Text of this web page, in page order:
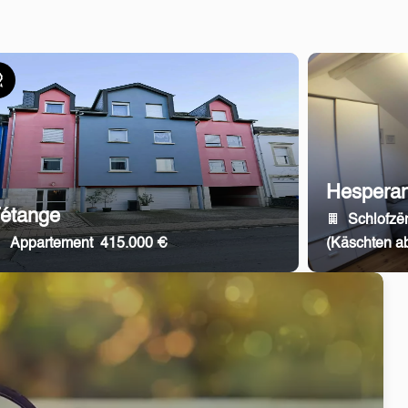
Appartement 415.000 €
(Käschten